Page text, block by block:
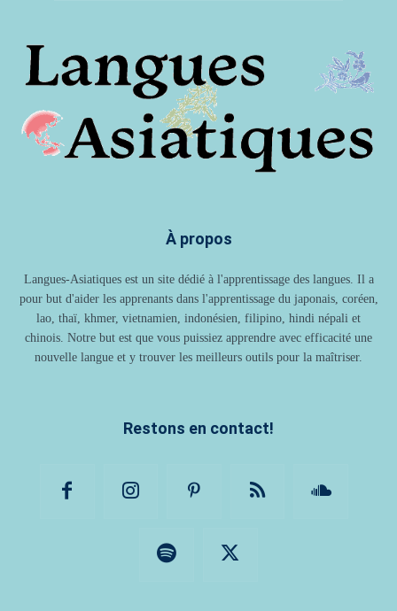
À propos
Langues-Asiatiques est un site dédié à l'apprentissage des langues. Il a
pour but d'aider les apprenants dans l'apprentissage du japonais, coréen,
lao, thaï, khmer, vietnamien, indonésien, filipino, hindi népali et
chinois. Notre but est que vous puissiez apprendre avec efficacité une
nouvelle langue et y trouver les meilleurs outils pour la maîtriser.
Restons en contact!